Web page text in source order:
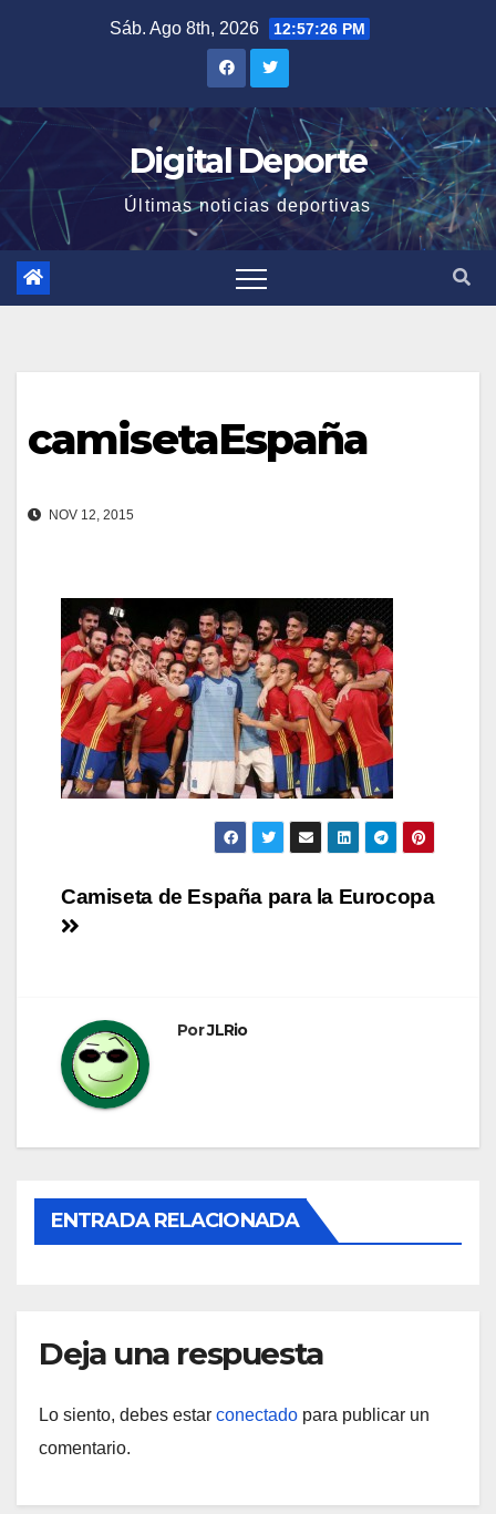
Sáb. Ago 8th, 2026 12:57:27 PM
Digital Deporte
Últimas noticias deportivas
camisetaEspaña
NOV 12, 2015
Navegación
Camiseta de España para la Eurocopa
PorJLRio
ENTRADA RELACIONADA
Deja una respuesta
Lo siento, debes estar conectado para publicar un
comentario.